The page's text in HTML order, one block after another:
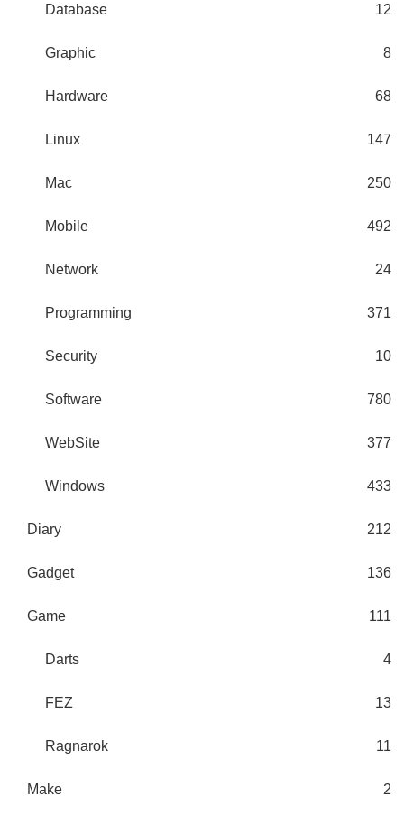
Database 12
Graphic 8
Hardware 68
Linux 147
Mac 250
Mobile 492
Network 24
Programming 371
Security 10
Software 780
WebSite 377
Windows 433
Diary 212
Gadget 136
Game 111
Darts 4
FEZ 13
Ragnarok 11
Make 2